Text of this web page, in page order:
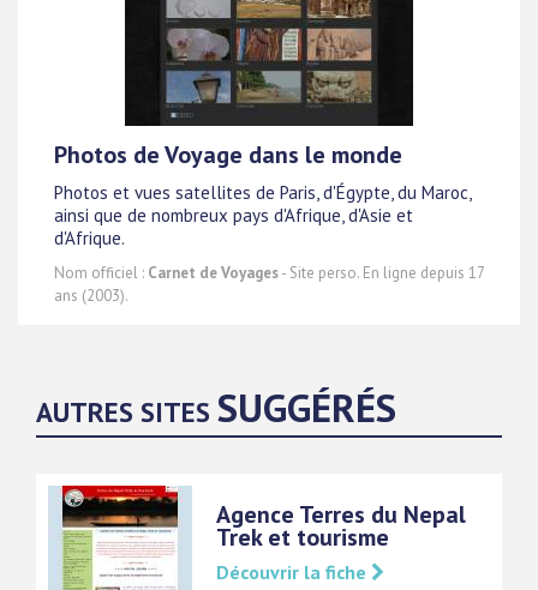
Photos de Voyage dans le monde
Photos et vues satellites de Paris, d'Égypte, du Maroc,
ainsi que de nombreux pays d'Afrique, d'Asie et
d'Afrique.
Nom officiel : Carnet de Voyages- Site perso. En ligne depuis 17
ans (2003).
AUTRES SITES SUGGÉRÉS
Agence Terres du Nepal
Trek et tourisme
Découvrir la fiche